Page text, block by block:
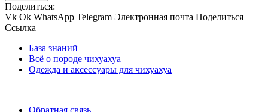
Поделиться:
Vk Ok WhatsApp Telegram Электронная почта Поделиться
Ссылка
База знаний
Всё о породе чихуахуа
Одежда и аксессуары для чихуахуа
Обратная связь